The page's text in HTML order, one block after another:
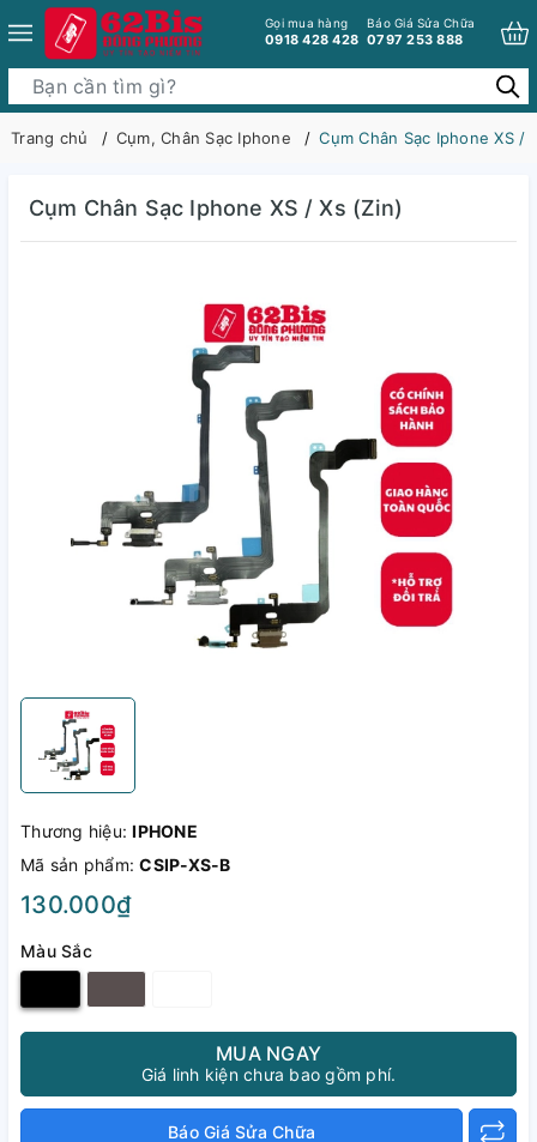
Gọi mua hàng
0918 428 428
Báo Giá Sửa Chữa
0797 253 888
Trang chủ Cụm, Chân Sạc Iphone Cụm Chân Sạc Iphone XS /
Cụm Chân Sạc Iphone XS / Xs (Zin)
Thương hiệu:IPHONE
Mã sản phẩm:CSIP-XS-B
130.000₫
Màu Sắc
MUA NGAY
Giá linh kiện chưa bao gồm phí.
Báo Giá Sửa Chữa